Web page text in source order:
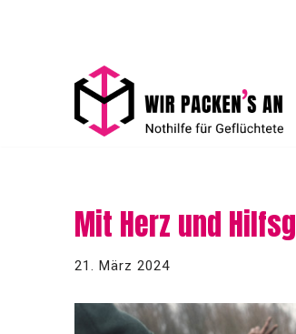
Mit Herz und
21. März 2024